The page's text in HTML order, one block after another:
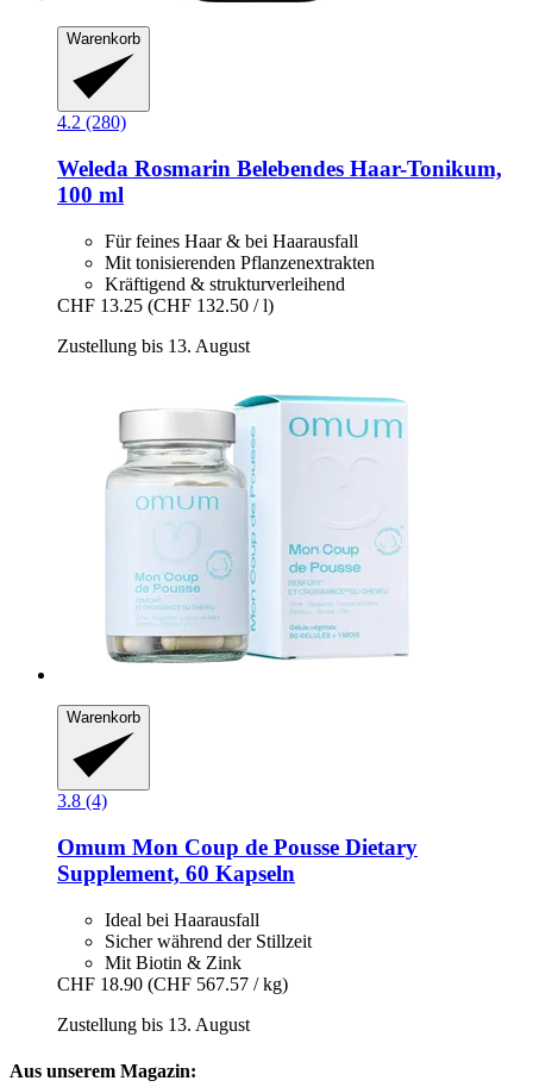
Warenkorb
4.2 (280)
Weleda Rosmarin Belebendes Haar-​Tonikum,
100 ml
Für feines Haar & bei Haarausfall
Mit tonisierenden Pflanzenextrakten
Kräftigend & strukturverleihend
CHF 13.25 (CHF 132.50 / l)
Zustellung bis 13. August
Warenkorb
3.8 (4)
Omum Mon Coup de Pousse Dietary
Supplement, 60 Kapseln
Ideal bei Haarausfall
Sicher während der Stillzeit
Mit Biotin & Zink
CHF 18.90 (CHF 567.57 / kg)
Zustellung bis 13. August
Aus unserem Magazin: